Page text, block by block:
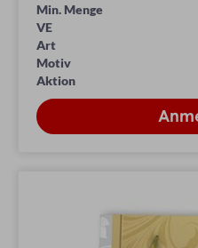
Min. Menge
VE
Art
Motiv
Aktion